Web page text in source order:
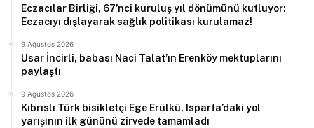
Eczacılar Birliği, 67’nci kuruluş yıl dönümünü kutluyor:
Eczacıyı dışlayarak sağlık politikası kurulamaz!
9 Ağustos 2026
Usar İncirli, babası Naci Talat’ın Erenköy mektuplarını
paylaştı
9 Ağustos 2026
Kıbrıslı Türk bisikletçi Ege Erülkü, Isparta’daki yol
yarışının ilk gününü zirvede tamamladı